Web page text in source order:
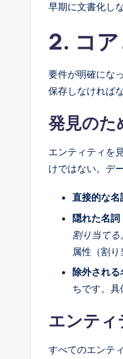
早期に文書化し
2. コ
要件が明確にな
保存しなければ
発見のた
エンティティを
けではない。デ
直接的な名
隠れた名詞
割り当てる
属性（割
除外される
ちです。
エンテ
すべてのエンテ